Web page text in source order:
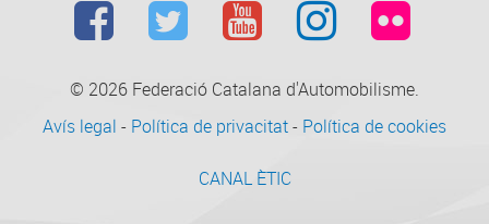
© 2026 Federació Catalana d'Automobilisme.
Avís legal - Política de privacitat- Política de cookies
CANAL ÈTIC